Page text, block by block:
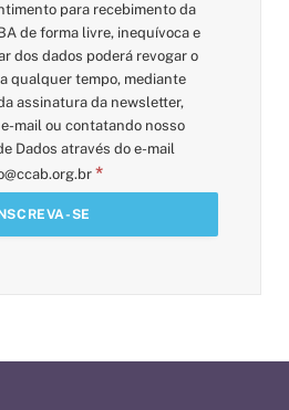
para recebimento da
de forma livre, inequívoca e
dos dados poderá revogar o
qualquer tempo, mediante
assinatura da newsletter,
mail ou contatando nosso
Dados através do e-mail
*